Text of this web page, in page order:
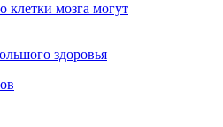
клетки мозга могут
здоровья